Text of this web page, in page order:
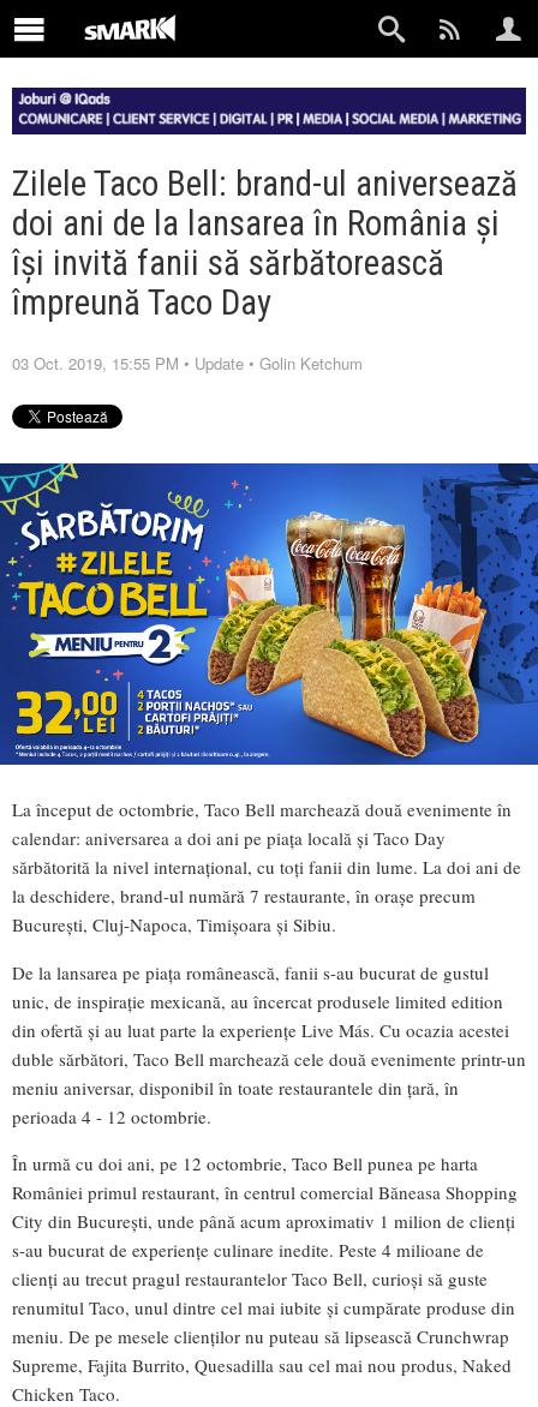
Zilele Taco Bell: brand-ul aniversează
doi ani de la lansarea în România și
își invită fanii să sărbătorească
împreună Taco Day
03 Oct. 2019, 15:55 PM • Update • Golin Ketchum
La început de octombrie, Taco Bell marchează două evenimente în
calendar: aniversarea a doi ani pe piața locală și Taco Day
sărbătorită la nivel internațional, cu toți fanii din lume. La doi ani de
la deschidere, brand-ul numără 7 restaurante, în orașe precum
București, Cluj-Napoca, Timișoara și Sibiu.
De la lansarea pe piața românească, fanii s-au bucurat de gustul
unic, de inspirație mexicană, au încercat produsele limited edition
din ofertă și au luat parte la experiențe Live Más. Cu ocazia acestei
duble sărbători, Taco Bell marchează cele două evenimente printr-un
meniu aniversar, disponibil în toate restaurantele din țară, în
perioada 4 - 12 octombrie.
În urmă cu doi ani, pe 12 octombrie, Taco Bell punea pe harta
României primul restaurant, în centrul comercial Băneasa Shopping
City din București, unde până acum aproximativ 1 milion de clienți
s-au bucurat de experiențe culinare inedite. Peste 4 milioane de
clienți au trecut pragul restaurantelor Taco Bell, curioși să guste
renumitul Taco, unul dintre cel mai iubite și cumpărate produse din
meniu. De pe mesele clienților nu puteau să lipsească Crunchwrap
Supreme, Fajita Burrito, Quesadilla sau cel mai nou produs, Naked
Chicken Taco.